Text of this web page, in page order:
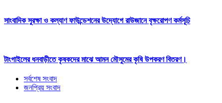
সাংবাদিক সুরক্ষা ও কল্যাণ ফাউন্ডেশনের উদ্যোগে রাউজানে বৃক্ষরোপণ কর্মসূচি
টাংগাইলের ধনবাড়ীতে কৃষকদের মাঝে আমন মৌসুমের কৃষি উপকরণ বিতরণ।
সর্বশেষ সংবাদ
জনপ্রিয় সংবাদ